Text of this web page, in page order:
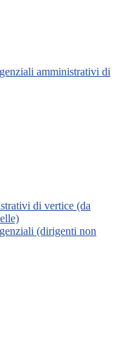
amministrativi di
di vertice (da
(dirigenti non